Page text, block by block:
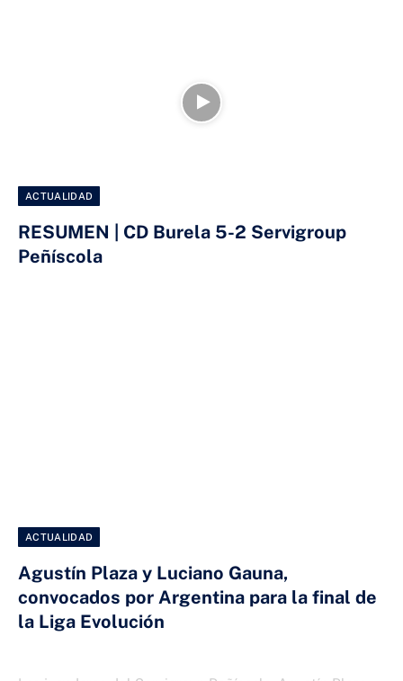
ACTUALIDAD
RESUMEN | CD Burela 5-2 Servigroup
Peñíscola
ACTUALIDAD
Agustín Plaza y Luciano Gauna,
convocados por Argentina para la final de
la Liga Evolución